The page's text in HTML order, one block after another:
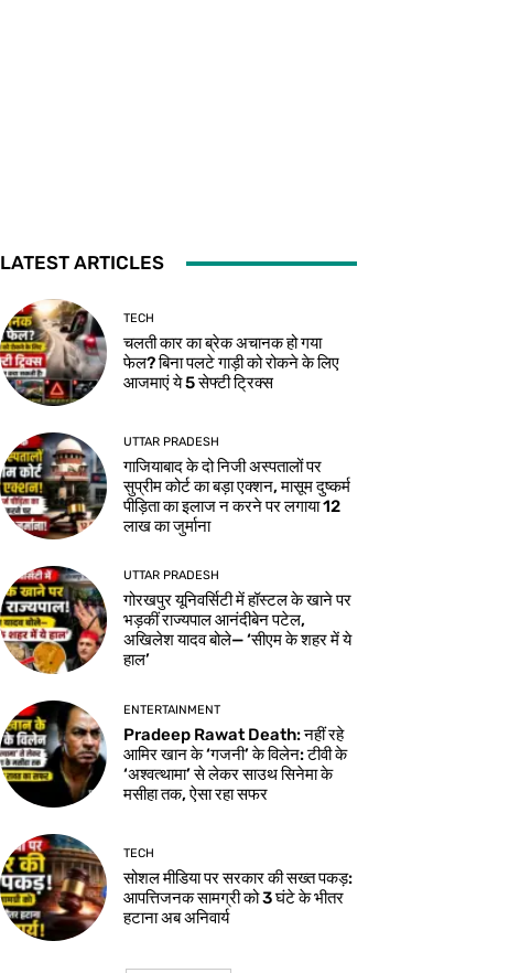
LATEST ARTICLES
TECH
चलती कार का ब्रेक अचानक हो गया
फेल? बिना पलटे गाड़ी को रोकने के लिए
आजमाएं ये 5 सेफ्टी ट्रिक्स
UTTAR PRADESH
गाजियाबाद के दो निजी अस्पतालों पर
सुप्रीम कोर्ट का बड़ा एक्शन, मासूम दुष्कर्म
पीड़िता का इलाज न करने पर लगाया 12
लाख का जुर्माना
UTTAR PRADESH
गोरखपुर यूनिवर्सिटी में हॉस्टल के खाने पर
भड़कीं राज्यपाल आनंदीबेन पटेल,
अखिलेश यादव बोले— ‘सीएम के शहर में ये
हाल’
ENTERTAINMENT
Pradeep Rawat Death: नहीं रहे
आमिर खान के ‘गजनी’ के विलेन: टीवी के
‘अश्वत्थामा’ से लेकर साउथ सिनेमा के
मसीहा तक, ऐसा रहा सफर
TECH
सोशल मीडिया पर सरकार की सख्त पकड़:
आपत्तिजनक सामग्री को 3 घंटे के भीतर
हटाना अब अनिवार्य